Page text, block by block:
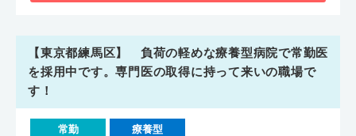
【東京都練馬区】 負荷の軽めな療養型病院で常勤医
を採用中です。専門医の取得に持って来いの職場で
す！
常勤 療養型